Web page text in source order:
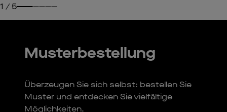
1 / 5
Musterbestellung
Überzeugen Sie sich selbst: bestellen Sie
Muster und entdecken Sie vielfältige
Möglichkeiten.